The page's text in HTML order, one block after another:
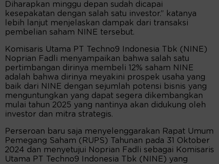
Diharapkan minggu depan sudah dicapai
kesepakatan dengan salah satu investor.” katanya
lebih lanjut menjelaskan dampak dari transaksi
pembelian saham NINE tersebut.
Komisaris Utama PT Techno9 Indonesia Tbk (NINE)
Noprian Fadli menyampaikan bahwa salah satu
pertimbangan dirinya membeli 12% saham NINE
adalah bahwa dirinya meyakini prospek usaha yang
baik dari NINE dengan sejumlah potensi bisnis yang
menguntungkan yang dapat segera dikembangkan
mulai tahun 2025 yang nantinya akan didukung oleh
investor dan mitra strategis.
Perseroan baru saja menyelenggarakan Rapat Umum
Pemegang Saham (RUPS) Tahunan pada 31 Oktober
2024 dan menyetujui Noprian Fadli sebagai Komisaris
Utama PT Techno9 Indonesia Tbk (NINE) yang